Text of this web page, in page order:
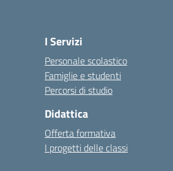
I Servizi
Personale scolastico
Famiglie e studenti
Percorsi di studio
Didattica
Offerta formativa
I progetti delle classi